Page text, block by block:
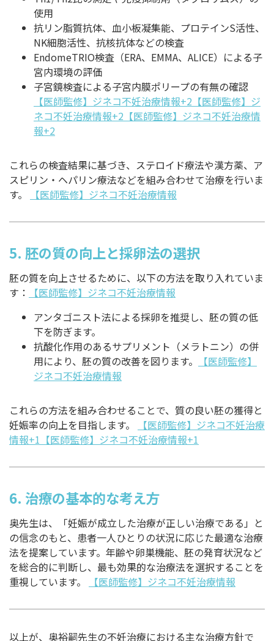
使用
抗リン脂質抗体、血小板凝集能、プロテインS活性、
NK細胞活性、抗核抗体などの検査
EndomeTRIO検査（ERA、EMMA、ALICE）による子
宮内環境の評価
子宮鏡検査による子宮内膜ポリープの有無の確認
【医師監修】ジネコ不妊治療情報+2【医師監修】ジ
ネコ不妊治療情報+2【医師監修】ジネコ不妊治療情
報+2
これらの検査結果に基づき、ステロイド療法や漢方薬、ア
スピリン・ヘパリン療法などを組み合わせて治療を行いま
す。
【医師監修】ジネコ不妊治療情報
5. 胚の質の向上と採卵法の選択
胚の質を向上させるために、以下の方法を取り入れていま
す：
【医師監修】ジネコ不妊治療情報
アンタゴニスト法による採卵を推奨し、胚の質の低
下を防ぎます。
抗酸化作用のあるサプリメント（メラトニン）の併
用により、胚の質の改善を図ります。
【医師監修】
ジネコ不妊治療情報
これらの方法を組み合わせることで、質の良い胚の獲得と
妊娠率の向上を目指します。
【医師監修】ジネコ不妊治療
情報+1【医師監修】ジネコ不妊治療情報+1
6. 治療の基本的な考え方
奥先生は、「妊娠が成立した治療が正しい治療である」と
の信念のもと、患者一人ひとりの状況に応じた最適な治療
法を提案しています。年齢や卵巣機能、胚の発育状況など
を総合的に判断し、最も効果的な治療法を選択することを
重視しています。
【医師監修】ジネコ不妊治療情報
以上が、奥裕嗣先生の不妊治療における主な治療方針で